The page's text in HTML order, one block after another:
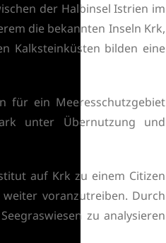
der Halbinsel Istrien im
die bekannten Inseln Krk,
Kalksteinküsten bilden eine
für ein Meeresschutzgebiet
unter Übernutzung und
auf Krk zu einem Citizen
voranzutreiben. Durch
zu analysieren